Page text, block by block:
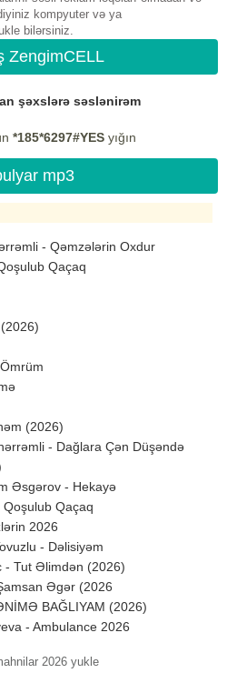
kompyuter və ya
bilərsiniz.
ZengimCELL
şəxslərə səslənirəm
*185*6297#YES yığın
mp3
- Qəmzələrin Oxdur
Qaçaq
(2026)
- Dağlara Çən Düşəndə
Əsgərov - Hekayə
Qaçaq
2026
- Dəlisiyəm
- Tut Əlimdən (2026)
Əgər (2026
BAĞLIYAM (2026)
- Ambulance 2026
2026 yukle